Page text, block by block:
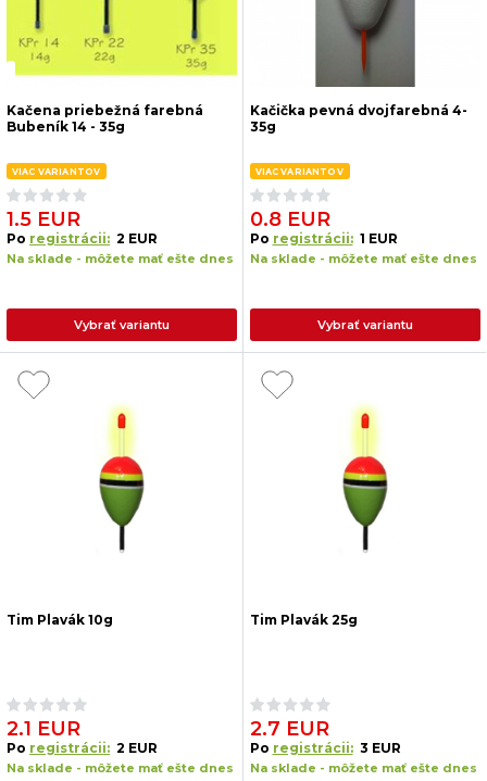
Kačena priebežná farebná
Bubeník 14 - 35g
VIAC VARIANTOV
1.5 EUR
Po registrácii: 2 EUR
Na sklade - môžete mať ešte dnes
Vybrať variantu
Kačička pevná dvojfarebná 4-
35g
VIAC VARIANTOV
0.8 EUR
Po registrácii: 1 EUR
Na sklade - môžete mať ešte dnes
Vybrať variantu
Tim Plavák 10g
2.1 EUR
Po registrácii: 2 EUR
Na sklade - môžete mať ešte dnes
Tim Plavák 25g
2.7 EUR
Po registrácii: 3 EUR
Na sklade - môžete mať ešte dnes